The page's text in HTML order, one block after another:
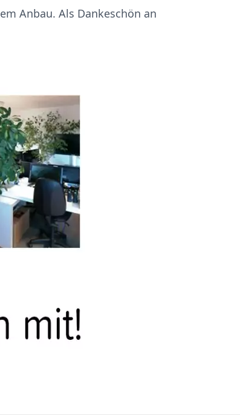
Anbau. Als Dankeschön an